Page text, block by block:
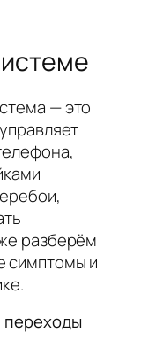
— это
разберём
симптомы и
переходы